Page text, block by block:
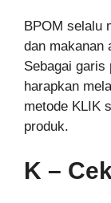
BPOM selalu
dan makanan
Sebagai garis
harapkan
metode KLIK
produk.
K –